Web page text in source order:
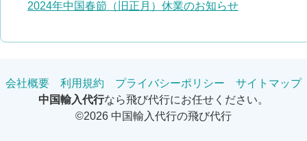
2024年中国春節（旧正月）休業のお知らせ
会社概要 利用規約 プライバシーポリシー
サイトマップ
中国輸入代行なら飛び代行にお任せください。
©2026 中国輸入代行の飛び代行